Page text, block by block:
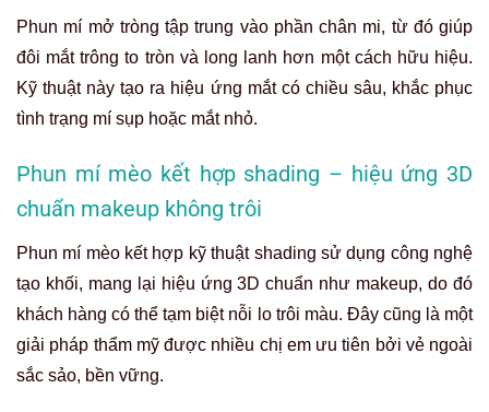
Phun mí mở tròng tập trung vào phần chân mi, từ đó giúp
đôi mắt trông to tròn và long lanh hơn một cách hữu hiệu.
Kỹ thuật này tạo ra hiệu ứng mắt có chiều sâu, khắc phục
tình trạng mí sụp hoặc mắt nhỏ.
Phun mí mèo kết hợp shading – hiệu ứng 3D
chuẩn makeup không trôi
Phun mí mèo kết hợp kỹ thuật shading sử dụng công nghệ
tạo khối, mang lại hiệu ứng 3D chuẩn như makeup, do đó
khách hàng có thể tạm biệt nỗi lo trôi màu. Đây cũng là một
giải pháp thẩm mỹ được nhiều chị em ưu tiên bởi vẻ ngoài
sắc sảo, bền vững.